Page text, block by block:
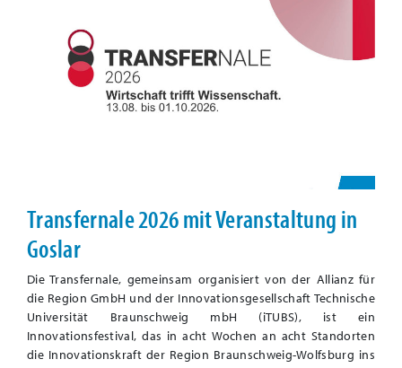
Transfernale 2026 mit Veranstaltung in
Goslar
Die Transfernale, gemeinsam organisiert von der Allianz für
die Region GmbH und der Innovationsgesellschaft Technische
Universität Braunschweig mbH (iTUBS), ist ein
Innovationsfestival, das in acht Wochen an acht Standorten
die Innovationskraft der Region Braunschweig-Wolfsburg ins